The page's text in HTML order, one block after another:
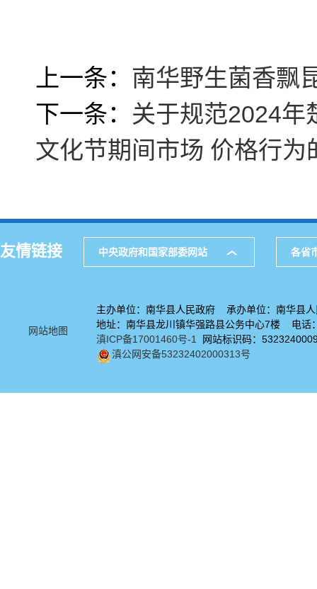
上一条： 南华野生菌香飘
下一条： 关于规范2024年
文化节期间市场 价格行为
友情链接 中央政府和国家部委网站 各省
网站地图
主办单位：南华县人民政府 承办单位：南华县人
地址：南华县龙川镇华强路县公务中心7楼 电
滇ICP备17001460号-1
网站标识码：
滇公网安备53232402000313号